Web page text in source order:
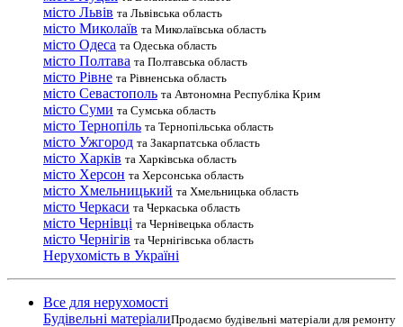
місто Львів та Львівська область
місто Миколаїв та Миколаївська область
місто Одеса та Одеська область
місто Полтава та Полтавська область
місто Рівне та Рівненська область
місто Севастополь та Автономна Республіка Крим
місто Суми та Сумська область
місто Тернопіль та Тернопільська область
місто Ужгород та Закарпатська область
місто Харків та Харківська область
місто Херсон та Херсонська область
місто Хмельницький та Хмельницька область
місто Черкаси та Черкаська область
місто Чернівці та Чернівецька область
місто Чернігів та Чернігівська область
Нерухомість в Україні
Все для нерухомості
Будівельні матеріалиПродаємо будівельні матеріали для ремонту